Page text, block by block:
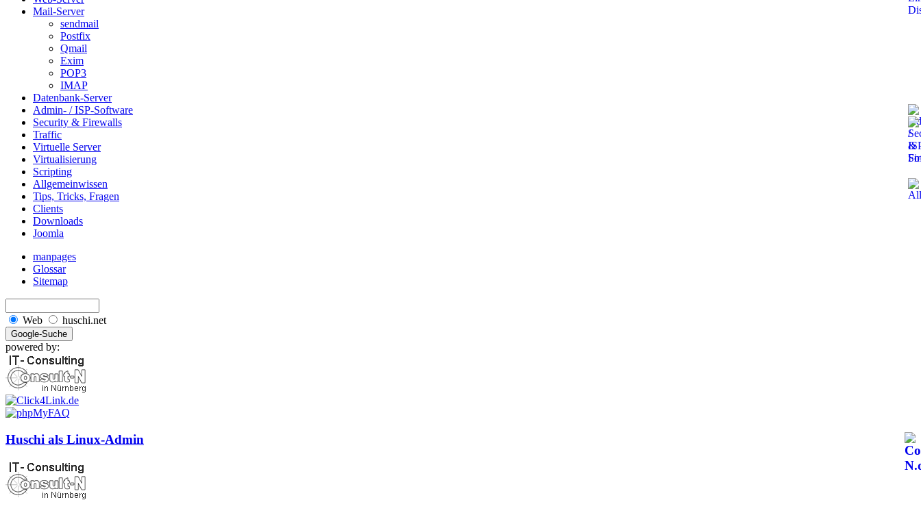
Mail-Server
sendmail
Postfix
Qmail
Exim
POP3
IMAP
Datenbank-Server
Admin- / ISP-Software
Security & Firewalls
Traffic
Virtuelle Server
Virtualisierung
Scripting
Allgemeinwissen
Tips, Tricks, Fragen
Clients
Downloads
Joomla
manpages
Glossar
Sitemap
Web huschi.net
powered by:
Huschi als Linux-Admin